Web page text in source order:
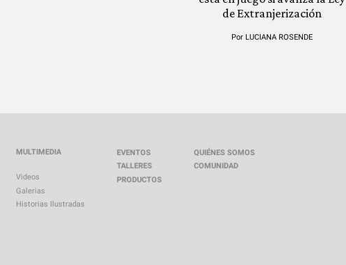
de Extranjerización
Por LUCIANA ROSENDE
MULTIMEDIA
Videos
Galerias
Historias Ilustradas
EVENTOS
TALLERES
PRODUCTOS
QUIÉNES SOMOS
COMUNIDAD